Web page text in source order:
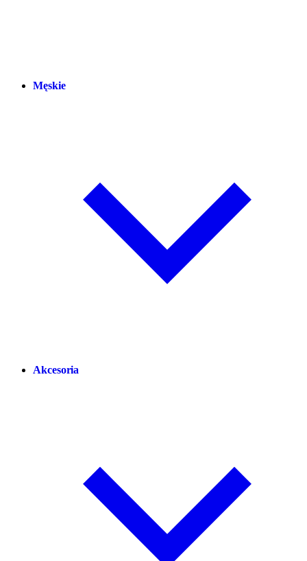
Męskie
Akcesoria